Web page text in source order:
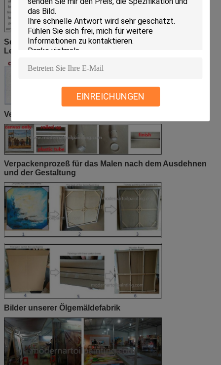
EINREICHUNGEN
Segeltuch der hohen Qualität von Baumwolle, von
Leinen und von Chemiefasergewebe für Ihre Wahlen
Verpackender Prozess (Segeltuch einzig)
Verpackenprozeß für das Malen nach dem Ausdehnen
und der Gestaltung
Bilder unserer Ölgemäldefabrik